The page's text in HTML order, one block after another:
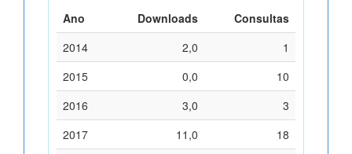
Ano Downloads
Consultas
2014
2,0
1
2015
0,0
10
2016
3,0
3
2017
11,0
18